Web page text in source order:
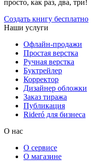
просто, как раз, два, три!
Создать книгу бесплатно
Наши услуги
Офлайн-продажи
Простая верстка
Ручная верстка
Буктрейлер
Корректор
Дизайнер обложки
Заказ тиража
Публикация
Rideró для бизнеса
О нас
О сервисе
О магазине